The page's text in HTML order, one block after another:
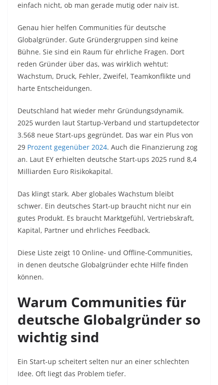
einfach nicht, ob man gerade mutig oder naiv ist.
Genau hier helfen Communities für deutsche
Globalgründer. Gute Gründergruppen sind keine
Bühne. Sie sind ein Raum für ehrliche Fragen. Dort
reden Gründer über das, was wirklich wehtut:
Wachstum, Druck, Fehler, Zweifel, Teamkonflikte und
harte Entscheidungen.
Deutschland hat wieder mehr Gründungsdynamik.
2025 wurden laut Startup-Verband und startupdetector
3.568 neue Start-ups gegründet. Das war ein Plus von
29 Prozent gegenüber 2024. Auch die Finanzierung zog
an. Laut EY erhielten deutsche Start-ups 2025 rund 8,4
Milliarden Euro Risikokapital.
Das klingt stark. Aber globales Wachstum bleibt
schwer. Ein deutsches Start-up braucht nicht nur ein
gutes Produkt. Es braucht Marktgefühl, Vertriebskraft,
Kapital, Partner und ehrliches Feedback.
Diese Liste zeigt 10 Online- und Offline-Communities,
in denen deutsche Globalgründer echte Hilfe finden
können.
Warum Communities für
deutsche Globalgründer so
wichtig sind
Ein Start-up scheitert selten nur an einer schlechten
Idee. Oft liegt das Problem tiefer.